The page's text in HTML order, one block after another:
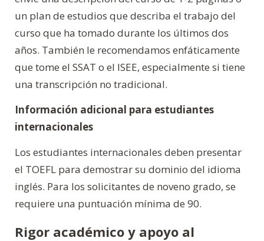
un plan de estudios que describa el trabajo del
curso que ha tomado durante los últimos dos
años. También le recomendamos enfáticamente
que tome el SSAT o el ISEE, especialmente si tiene
una transcripción no tradicional.
Información adicional para estudiantes
internacionales
Los estudiantes internacionales deben presentar
el TOEFL para demostrar su dominio del idioma
inglés. Para los solicitantes de noveno grado, se
requiere una puntuación mínima de 90.
Rigor académico y apoyo al